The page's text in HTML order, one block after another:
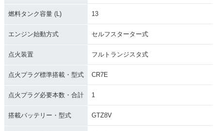
燃料タンク容量 (L) 13
エンジン始動方式 セルフスターター式
点火装置 フルトランジスタ式
点火プラグ標準搭載・型式 CR7E
点火プラグ必要本数・合計 1
搭載バッテリー・型式 GTZ8V